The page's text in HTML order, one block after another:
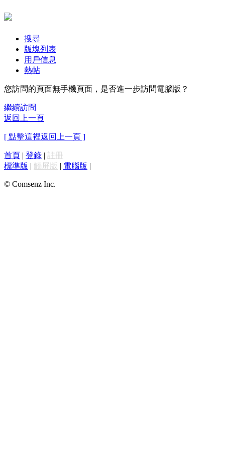
搜尋
版塊列表
用戶信息
熱帖
您訪問的頁面無手機頁面，是否進一步訪問電腦版？
繼續訪問
返回上一頁
[ 點擊這裡返回上一頁 ]
首頁 | 登錄 | 註冊
標準版 | 觸屏版 | 電腦版 |
© Comsenz Inc.